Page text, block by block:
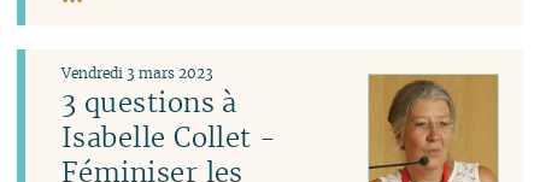
3 questions à
Isabelle Collet -
Féminiser les
Vendredi 3 mars 2023